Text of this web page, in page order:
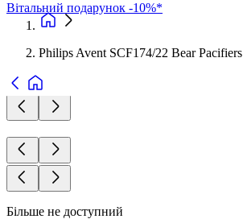
Вітальний подарунок -10%*
Philips Avent SCF174/22 Bear Pacifiers
Більше не доступний